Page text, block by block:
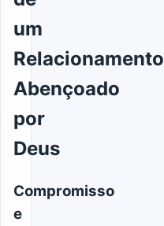
um
Relacionamento
Abençoado
por
Deus
Compromisso
e